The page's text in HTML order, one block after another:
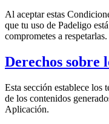
Al aceptar estas
que tu uso de Padeligo
comprometes a respetarlas.
Derechos sobre
Esta sección establece los
de los contenidos
Aplicación.